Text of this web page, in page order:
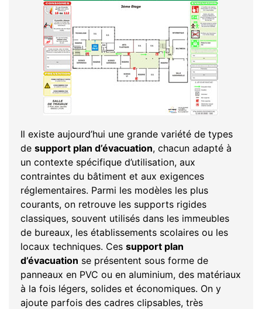
Il existe aujourd’hui une grande variété de types
de support plan d’évacuation, chacun adapté à
un contexte spécifique d’utilisation, aux
contraintes du bâtiment et aux exigences
réglementaires. Parmi les modèles les plus
courants, on retrouve les supports rigides
classiques, souvent utilisés dans les immeubles
de bureaux, les établissements scolaires ou les
locaux techniques. Ces support plan
d’évacuation se présentent sous forme de
panneaux en PVC ou en aluminium, des matériaux
à la fois légers, solides et économiques. On y
ajoute parfois des cadres clipsables, très